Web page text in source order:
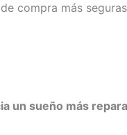
compra más
un sueño más